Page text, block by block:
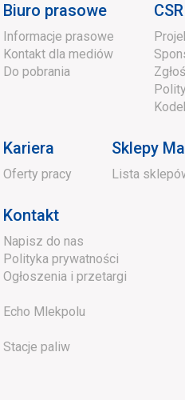
Biuro prasowe
Informacje prasowe
Kontakt dla mediów
Do pobrania
CSR
Kariera
Oferty pracy
Sklepy
Lista
Kontakt
Napisz do nas
Polityka prywatności
Ogłoszenia i przetargi
Echo Mlekpolu
Stacje paliw